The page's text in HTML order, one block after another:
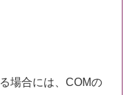
場合には、COMの